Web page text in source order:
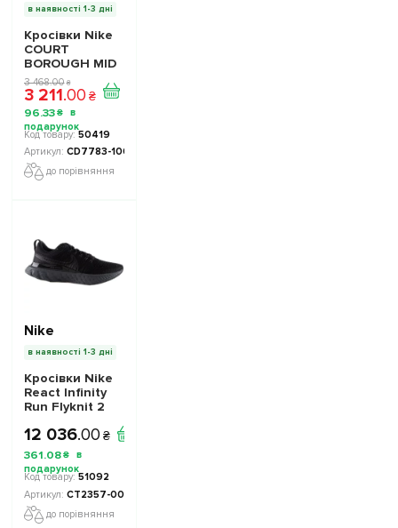
в наявності 1-3 дні
Кросівки Nike
COURT
BOROUGH MID
2 PS CD7783-
100 підліткові -
Офіційна
Продукція
3 468.00 ₴
3 211.00 ₴
96.33 ₴
50419
CD7783-100
до порівняння
Nike
в наявності 1-3 дні
Кросівки Nike
React Infinity
Run Flyknit 2
Офіційна
Продукція
12 036.00 ₴
361.08 ₴
51092
CT2357-003
до порівняння